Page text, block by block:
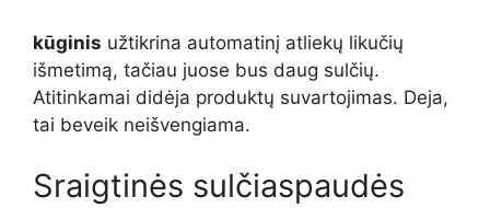
kūginis užtikrina automatinį atliekų likučių
išmetimą, tačiau juose bus daug sulčių.
Atitinkamai didėja produktų suvartojimas. Deja,
tai beveik neišvengiama.
Sraigtinės sulčiaspaudės